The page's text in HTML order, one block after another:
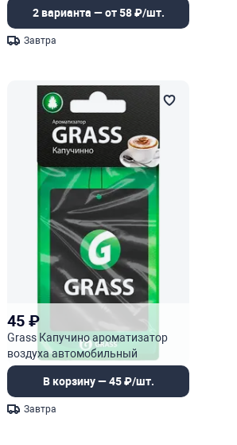
2 варианта — от 58 ₽/шт.
Завтра
45₽
Grass Капучино ароматизатор
воздуха автомобильный
(картонный)
В корзину — 45 ₽/шт.
Завтра